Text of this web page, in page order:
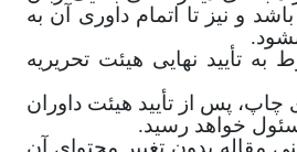
و نیز تا اتمام داوری آن به
.
به تأیید نهایی هیئت تحریریه
چاپ، پس از تأیید هیئت داوران
خواهد رسید.